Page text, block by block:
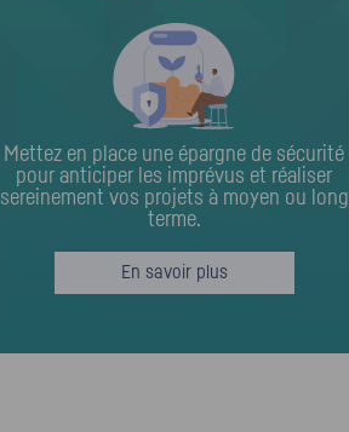
Mettez en place une épargne de sécurité
pour anticiper les imprévus et réaliser
sereinement vos projets à moyen ou long
terme.
En savoir plus